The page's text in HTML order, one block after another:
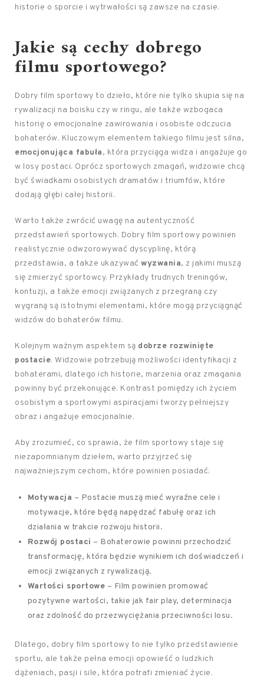
historie o sporcie i wytrwałości są zawsze na czasie.
Jakie są cechy dobrego
filmu sportowego?
Dobry film sportowy to dzieło, które nie tylko skupia się na
rywalizacji na boisku czy w ringu, ale także wzbogaca
historię o emocjonalne zawirowania i osobiste odczucia
bohaterów. Kluczowym elementem takiego filmu jest silna,
emocjonująca fabuła, która przyciąga widza i angażuje go
w losy postaci. Oprócz sportowych zmagań, widzowie chcą
być świadkami osobistych dramatów i triumfów, które
dodają głębi całej historii.
Warto także zwrócić uwagę na autentyczność
przedstawień sportowych. Dobry film sportowy powinien
realistycznie odwzorowywać dyscyplinę, którą
przedstawia, a także ukazywać wyzwania, z jakimi muszą
się zmierzyć sportowcy. Przykłady trudnych treningów,
kontuzji, a także emocji związanych z przegraną czy
wygraną są istotnymi elementami, które mogą przyciągnąć
widzów do bohaterów filmu.
Kolejnym ważnym aspektem są dobrze rozwinięte
postacie. Widzowie potrzebują możliwości identyfikacji z
bohaterami, dlatego ich historie, marzenia oraz zmagania
powinny być przekonujące. Kontrast pomiędzy ich życiem
osobistym a sportowymi aspiracjami tworzy pełniejszy
obraz i angażuje emocjonalnie.
Aby zrozumieć, co sprawia, że film sportowy staje się
niezapomnianym dziełem, warto przyjrzeć się
najważniejszym cechom, które powinien posiadać:
Motywacja – Postacie muszą mieć wyraźne cele i
motywacje, które będą napędzać fabułę oraz ich
działania w trakcie rozwoju historii.
Rozwój postaci – Bohaterowie powinni przechodzić
transformację, która będzie wynikiem ich doświadczeń i
emocji związanych z rywalizacją.
Wartości sportowe – Film powinien promować
pozytywne wartości, takie jak fair play, determinacja
oraz zdolność do przezwyciężania przeciwności losu.
Dlatego, dobry film sportowy to nie tylko przedstawienie
sportu, ale także pełna emocji opowieść o ludzkich
dążeniach, pasji i sile, która potrafi zmieniać życie.